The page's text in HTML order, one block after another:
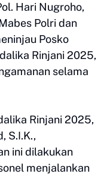
Hari Nugroho,
Polri dan
Posko
Rinjani 2025,
selama
Rinjani 2025,
S.I.K.,
ini dilakukan
menjalankan